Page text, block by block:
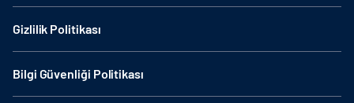
Gizlilik Politikası
Bilgi Güvenliği Politikası